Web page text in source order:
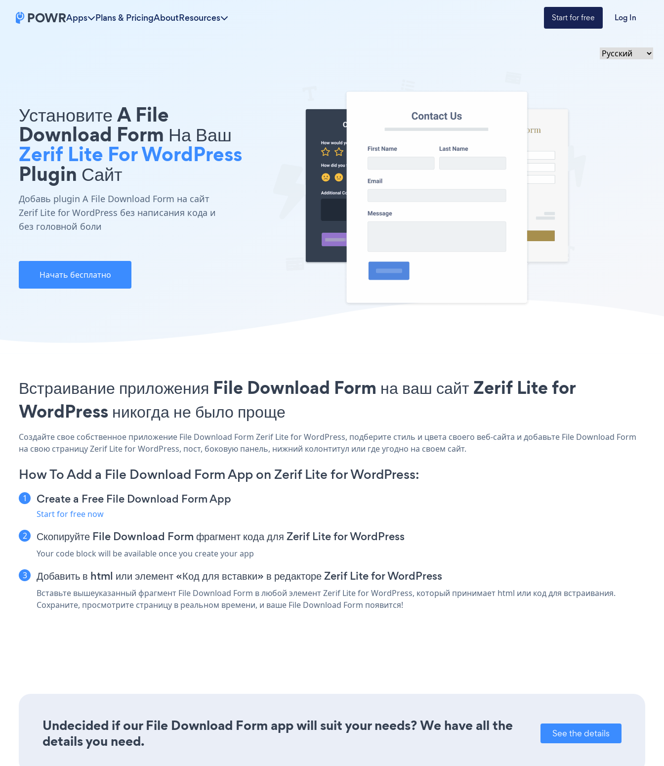
Apps Plans & PricingAboutResources Start for free Log In
Установите A File
Download Form На Ваш
Zerif Lite For WordPress
Plugin Сайт
Добавь plugin A File Download Form на сайт
Zerif Lite for WordPress без написания кода и
без головной боли
Начать бесплатно
Встраивание приложения File Download Form на ваш сайт Zerif Lite for
WordPress никогда не было проще
Создайте свое собственное приложение File Download Form Zerif Lite for WordPress, подберите стиль и цвета своего веб-сайта и добавьте File Download Form
на свою страницу Zerif Lite for WordPress, пост, боковую панель, нижний колонтитул или где угодно на своем сайт.
How To Add a File Download Form App on Zerif Lite for WordPress:
Create a Free File Download Form App
Start for free now
Скопируйте File Download Form фрагмент кода для Zerif Lite for WordPress
Your code block will be available once you create your app
Добавить в html или элемент «Код для вставки» в редакторе Zerif Lite for WordPress
Вставьте вышеуказанный фрагмент File Download Form в любой элемент Zerif Lite for WordPress, который принимает html или код для встраивания.
Сохраните, просмотрите страницу в реальном времени, и ваше File Download Form появится!
Undecided if our File Download Form app will suit your needs? We have all the
details you need.
See the details